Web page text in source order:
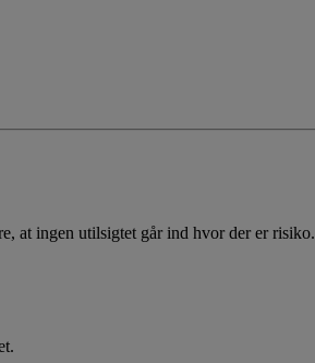
at ingen utilsigtet går ind hvor der er risiko.